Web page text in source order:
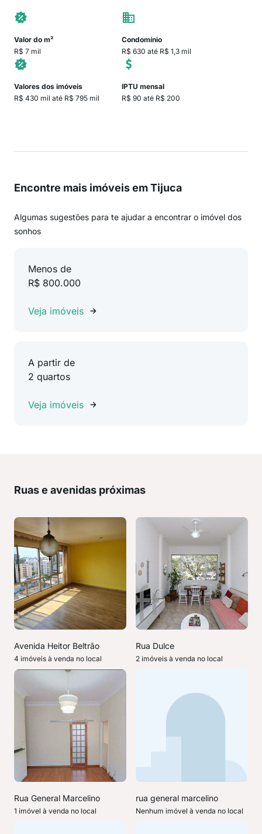
Valor do m²
R$ 7 mil
Condomínio
R$ 630 até R$ 1,3 mil
Valores dos imóveis
R$ 430 mil até R$ 795 mil
IPTU mensal
R$ 90 até R$ 200
Encontre mais imóveis em Tijuca
Algumas sugestões para te ajudar a encontrar o imóvel dos
sonhos
Menos de
R$ 800.000
Veja imóveis
A partir de
2 quartos
Veja imóveis
Ruas e avenidas próximas
Avenida Heitor Beltrão
4 imóveis à venda no local
Rua Dulce
2 imóveis à venda no local
Rua General Marcelino
1 imóvel à venda no local
rua general marcelino
Nenhum imóvel à venda no local